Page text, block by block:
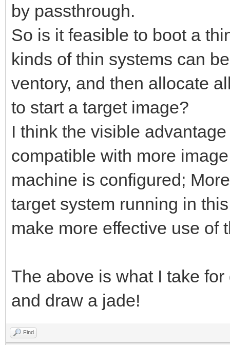
by passthrough.
So is it feasible to boot a
kinds of thin systems can
ventory, and then allocate
to start a target image?
I think the visible
compatible with more
machine is configured;
target system running in
make more effective use of
The above is what I take
and draw a jade!
Find